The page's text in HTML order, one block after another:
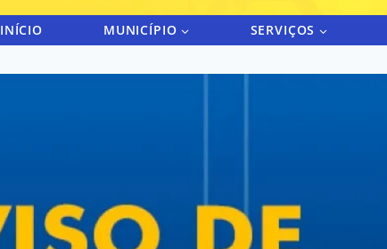
INÍCIO MUNICÍPIO SERVIÇOS